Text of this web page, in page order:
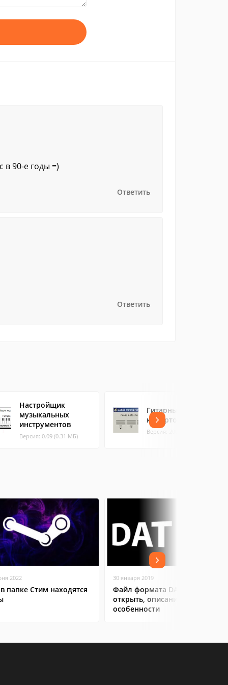
в 90-е годы =)
Ответить
Ответить
Настройщик
музыкальных
инструментов
Версия: 0.09 (0.31 МБ)
Гитарный
камертон
Версия: 2006.07 (0.08 МБ)
2022
папке Стим находятся
30 января 2019
Файл формата DAT: чем
открыть, описание,
особенности